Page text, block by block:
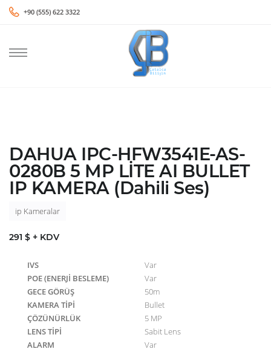
+90 (555) 622 3322
DAHUA IPC-HFW3541E-AS-
0280B 5 MP LİTE AI BULLET
IP KAMERA (Dahili Ses)
ip Kameralar
291 $ + KDV
IVS
Var
POE (ENERJİ BESLEME)
Var
GECE GÖRÜŞ
50m
KAMERA TİPİ
Bullet
ÇÖZÜNÜRLÜK
5 MP
LENS TİPİ
Sabit Lens
ALARM
Var